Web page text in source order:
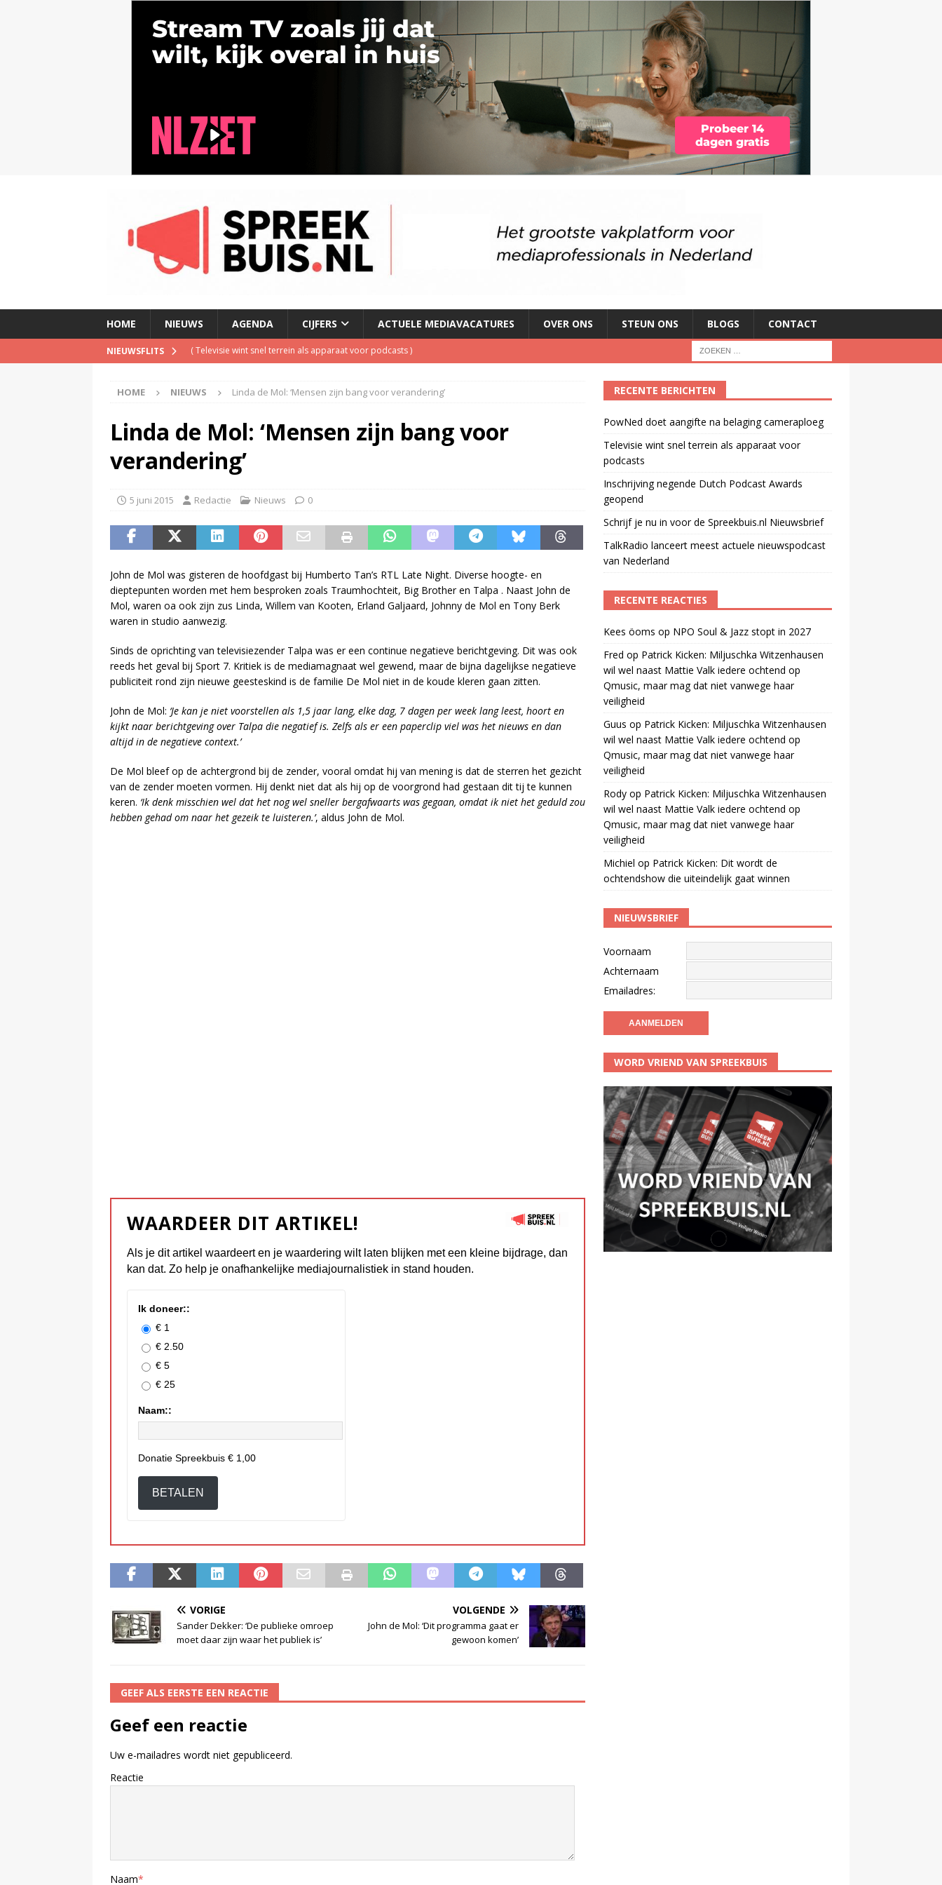
HOME NIEUWS AGENDA CIJFERS ACTUELE MEDIAVACATURES OVER ONS STEUN ONS BLOGS CONTACT
NIEUWSFLITS (Televisie wint snel terrein als apparaat voor podcasts)
(Schrijf je nu in voor de Spreekbuis.nl Nieuwsbrief )
TalkRadio lanceert meest actuele nieuwspodcast van Nederland
PowNed doet aangifte na belaging cameraploeg
HOME NIEUWS Linda de Mol: ‘Mensen zijn bang voor verandering’
Linda de Mol: ‘Mensen zijn bang voor
verandering’
5 juni 2015 Redactie Nieuws 0
John de Mol was gisteren de hoofdgast bij Humberto Tan’s RTL Late Night. Diverse hoogte- en
dieptepunten worden met hem besproken zoals Traumhochteit, Big Brother en Talpa . Naast John de
Mol, waren oa ook zijn zus Linda, Willem van Kooten, Erland Galjaard, Johnny de Mol en Tony Berk
waren in studio aanwezig.
Sinds de oprichting van televisiezender Talpa was er een continue negatieve berichtgeving. Dit was ook
reeds het geval bij Sport 7. Kritiek is de mediamagnaat wel gewend, maar de bijna dagelijkse negatieve
publiciteit rond zijn nieuwe geesteskind is de familie De Mol niet in de koude kleren gaan zitten.
John de Mol: ‘Je kan je niet voorstellen als 1,5 jaar lang, elke dag, 7 dagen per week lang leest, hoort en
kijkt naar berichtgeving over Talpa die negatief is. Zelfs als er een paperclip viel was het nieuws en dan
altijd in de negatieve context.’
De Mol bleef op de achtergrond bij de zender, vooral omdat hij van mening is dat de sterren het gezicht
van de zender moeten vormen. Hij denkt niet dat als hij op de voorgrond had gestaan dit tij te kunnen
keren. ‘Ik denk misschien wel dat het nog wel sneller bergafwaarts was gegaan, omdat ik niet het geduld zou
hebben gehad om naar het gezeik te luisteren.’, aldus John de Mol.
WAARDEER DIT ARTIKEL!
Als je dit artikel waardeert en je waardering wilt laten blijken met een kleine bijdrage, dan
kan dat. Zo help je onafhankelijke mediajournalistiek in stand houden.
Ik doneer::
€ 1
€ 2.50
€ 5
€ 25
Naam::
Donatie Spreekbuis € 1,00
BETALEN
VORIGE
Sander Dekker: ‘De publieke omroep
moet daar zijn waar het publiek is’
VOLGENDE
John de Mol: ‘Dit programma gaat er
gewoon komen’
GEEF ALS EERSTE EEN REACTIE
Geef een reactie
Uw e-mailadres wordt niet gepubliceerd.
Reactie
Naam*
RECENTE BERICHTEN
PowNed doet aangifte na belaging cameraploeg
Televisie wint snel terrein als apparaat voor
podcasts
Inschrijving negende Dutch Podcast Awards
geopend
Schrijf je nu in voor de Spreekbuis.nl Nieuwsbrief
TalkRadio lanceert meest actuele nieuwspodcast
van Nederland
RECENTE REACTIES
Kees öoms op NPO Soul & Jazz stopt in 2027
Fred op Patrick Kicken: Miljuschka Witzenhausen
wil wel naast Mattie Valk iedere ochtend op
Qmusic, maar mag dat niet vanwege haar
veiligheid
Guus op Patrick Kicken: Miljuschka Witzenhausen
wil wel naast Mattie Valk iedere ochtend op
Qmusic, maar mag dat niet vanwege haar
veiligheid
Rodyop Patrick Kicken: Miljuschka Witzenhausen
wil wel naast Mattie Valk iedere ochtend op
Qmusic, maar mag dat niet vanwege haar
veiligheid
Michiel op Patrick Kicken: Dit wordt de
ochtendshow die uiteindelijk gaat winnen
NIEUWSBRIEF
Voornaam
Achternaam
Emailadres:
WORD VRIEND VAN SPREEKBUIS